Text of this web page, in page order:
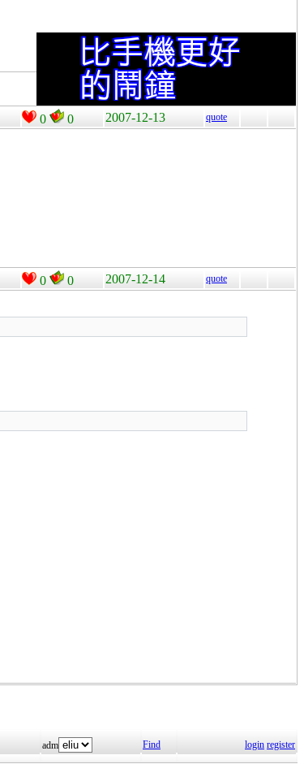
0 0 2007-12-13 quote
0 0 2007-12-14 quote
adm Find login register